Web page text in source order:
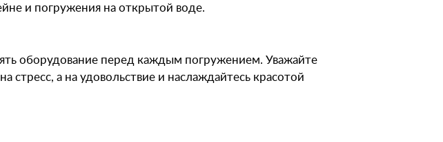
и погружения на открытой воде.
оборудование перед каждым погружением. Уважайте
а на удовольствие и наслаждайтесь красотой